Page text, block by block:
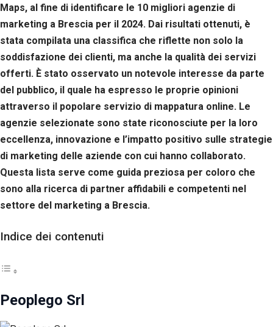
Maps, al fine di identificare le 10 migliori agenzie di
marketing a Brescia per il 2024. Dai risultati ottenuti, è
stata compilata una classifica che riflette non solo la
soddisfazione dei clienti, ma anche la qualità dei servizi
offerti. È stato osservato un notevole interesse da parte
del pubblico, il quale ha espresso le proprie opinioni
attraverso il popolare servizio di mappatura online. Le
agenzie selezionate sono state riconosciute per la loro
eccellenza, innovazione e l’impatto positivo sulle strategie
di marketing delle aziende con cui hanno collaborato.
Questa lista serve come guida preziosa per coloro che
sono alla ricerca di partner affidabili e competenti nel
settore del marketing a Brescia.
Indice dei contenuti
Peoplego Srl